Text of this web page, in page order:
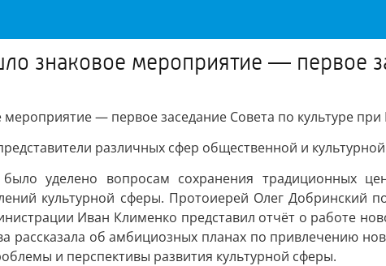
знаковое мероприятие — первое
— первое заседание Совета по культуре при
различных сфер общественной и
уделено вопросам сохранения традиционных
культурной сферы. Протоиерей Олег Добринский
Иван Клименко представил отчёт о работе
рассказала об амбициозных планах по привлечению
и перспективы развития культурной сферы.